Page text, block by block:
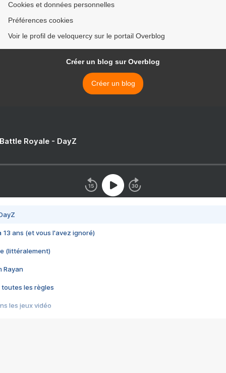
Cookies et données personnelles
Préférences cookies
Voir le profil de veloquercy sur le portail Overblog
Créer un blog sur Overblog
Créer un blog
Royale - DayZ
13 ans (et vous l'avez ignoré)
(littéralement)
Rayan
toutes les règles
les jeux vidéo